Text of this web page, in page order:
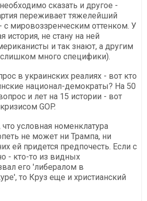
сказать и другое -
переживает тяжелейший
с мировоззренческим оттенком. У
история, не стану на ней
и так знают, а другим
слишком много специфики).
в украинских реалиях - вот кто
национал-демократы? На 50
и лет на 15 истории - вот
GOP.
что условная номенклатура
не может ни Трампа, ни
ей придется предпочесть. Если с
- кто-то из видных
его 'либералом в
то Круз еще и христианский